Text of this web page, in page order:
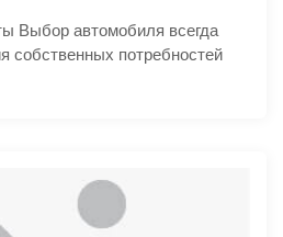
Выбор автомобиля всегда
собственных потребностей